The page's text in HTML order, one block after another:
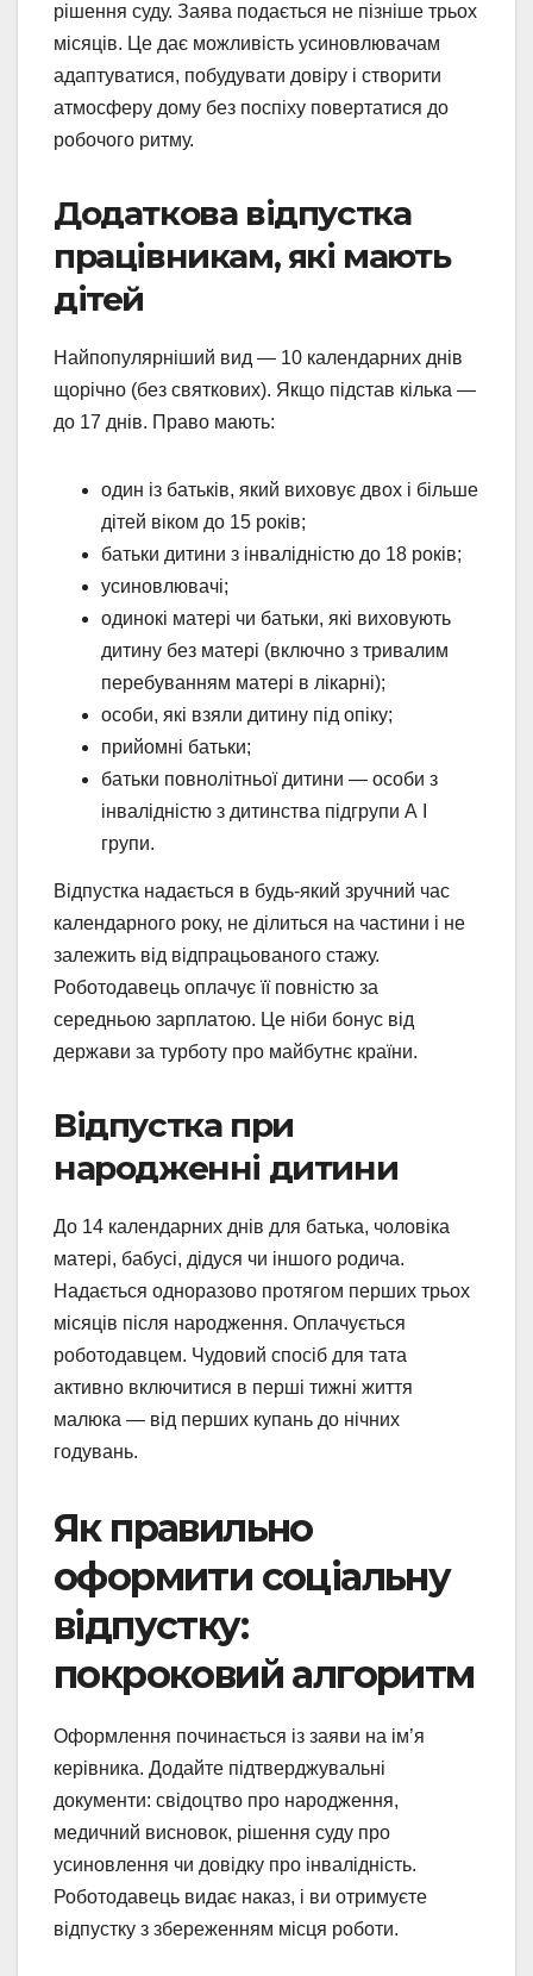
рішення суду. Заява подається не пізніше трьох
місяців. Це дає можливість усиновлювачам
адаптуватися, побудувати довіру і створити
атмосферу дому без поспіху повертатися до
робочого ритму.
Додаткова відпустка
працівникам, які мають
дітей
Найпопулярніший вид — 10 календарних днів
щорічно (без святкових). Якщо підстав кілька —
до 17 днів. Право мають:
один із батьків, який виховує двох і більше
дітей віком до 15 років;
батьки дитини з інвалідністю до 18 років;
усиновлювачі;
одинокі матері чи батьки, які виховують
дитину без матері (включно з тривалим
перебуванням матері в лікарні);
особи, які взяли дитину під опіку;
прийомні батьки;
батьки повнолітньої дитини — особи з
інвалідністю з дитинства підгрупи А I
групи.
Відпустка надається в будь-який зручний час
календарного року, не ділиться на частини і не
залежить від відпрацьованого стажу.
Роботодавець оплачує її повністю за
середньою зарплатою. Це ніби бонус від
держави за турботу про майбутнє країни.
Відпустка при
народженні дитини
До 14 календарних днів для батька, чоловіка
матері, бабусі, дідуся чи іншого родича.
Надається одноразово протягом перших трьох
місяців після народження. Оплачується
роботодавцем. Чудовий спосіб для тата
активно включитися в перші тижні життя
малюка — від перших купань до нічних
годувань.
Як правильно
оформити соціальну
відпустку:
покроковий алгоритм
Оформлення починається із заяви на ім’я
керівника. Додайте підтверджувальні
документи: свідоцтво про народження,
медичний висновок, рішення суду про
усиновлення чи довідку про інвалідність.
Роботодавець видає наказ, і ви отримуєте
відпустку з збереженням місця роботи.